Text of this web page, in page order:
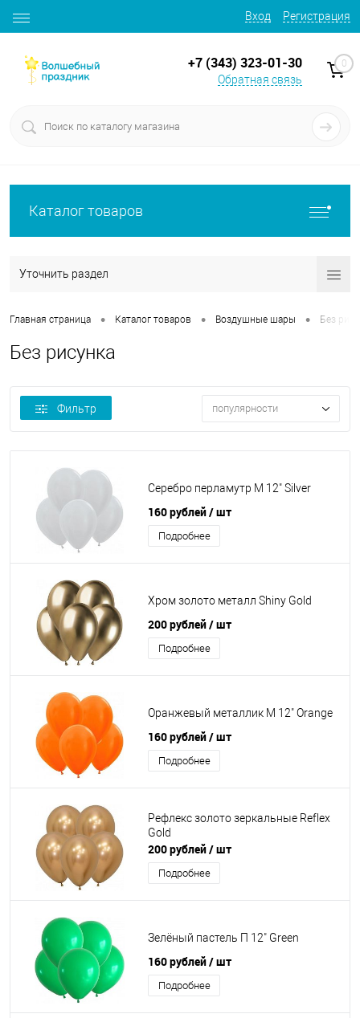
Вход Регистрация
+7 (343) 323-01-30
Обратная связь
0
Каталог товаров
Уточнить раздел
Главная страница • Каталог товаров • Воздушные шары • Без
Без рисунка
Фильтр популярности
Серебро перламутр М 12" Silver
160 рублей/ шт
Подробнее
Хром золото металл Shiny Gold
200 рублей/ шт
Подробнее
Оранжевый металлик М 12" Orange
160 рублей/ шт
Подробнее
Рефлекс золото зеркальные Reflex
Gold
200 рублей/ шт
Подробнее
Зелёный пастель П 12" Green
160 рублей/ шт
Подробнее